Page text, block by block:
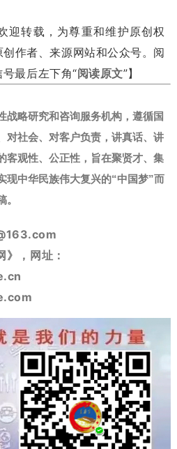
迎转载，为尊重和维护原创权
作者、来源网站和公众号。阅
最后左下角“阅读原文”】
战略研究和咨询服务机构，遵循国
对社会、对客户负责，讲真话、讲
客观性、公正性，旨在聚贤才、集
现中华民族伟大复兴的“中国梦”而
》，网址：